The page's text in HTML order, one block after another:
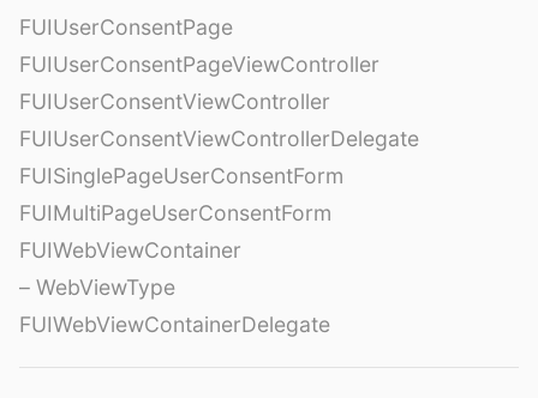
FUIUserConsentPage
FUIUserConsentPageViewController
FUIUserConsentViewController
FUIUserConsentViewControllerDelegate
FUISinglePageUserConsentForm
FUIMultiPageUserConsentForm
FUIWebViewContainer
– WebViewType
FUIWebViewContainerDelegate